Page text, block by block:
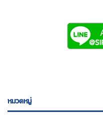
หมวดหมู่